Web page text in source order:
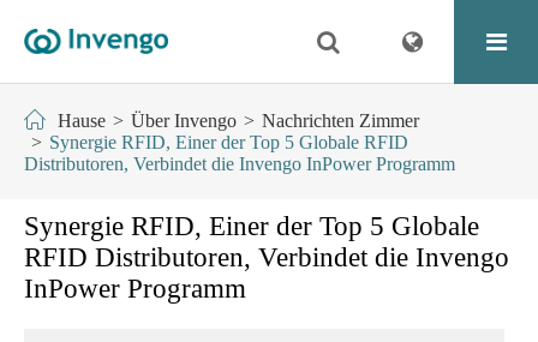
Hause Über Invengo
Nachrichten Zimmer
Synergie RFID, Einer der Top 5 Globale RFID
Distributoren, Verbindet die Invengo InPower Programm
Synergie RFID, Einer der Top 5 Globale
RFID Distributoren, Verbindet die Invengo
InPower Programm